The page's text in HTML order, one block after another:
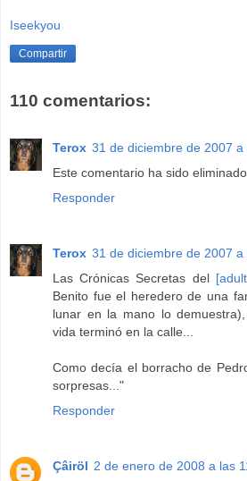
Iseekyou
Compartir
110 comentarios:
Terox 31 de diciembre de 2007 a
Este comentario ha sido
Responder
Terox 31 de diciembre de 2007 a
Las Crónicas Secretas del
Benito fue el heredero de una
lunar en la mano lo
vida terminó en la calle...
Como decía el borracho de
sorpresas..."
Responder
Çâiröl 2 de enero de 2008 a las